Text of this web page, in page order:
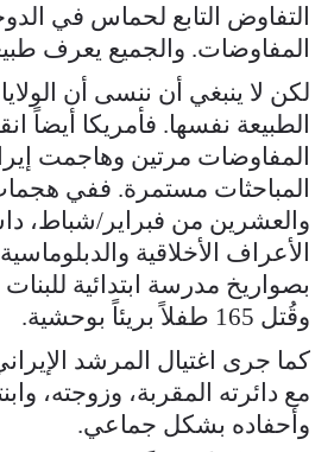
التفاوض التابع لحماس في
المفاوضات. والجميع يعرف
لكن لا ينبغي أن ننسى أن
الطبيعة نفسها. فأمريكا أيضاً
المفاوضات مرتين وهاجمت
المباحثات مستمرة. ففي
والعشرين من فبراير/شباط،
الأعراف الأخلاقية
بصواريخ مدرسة ابتدائية
وقُتل 165 طفلاً بريئاً بوحشية.
كما جرى اغتيال المرشد
مع دائرته المقربة، وزوجته،
وأحفاده بشكل جماعي.